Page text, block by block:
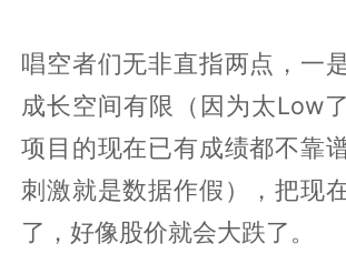
唱空者们无非直指两点，一
成长空间有限（因为太Low
项目的现在已有成绩都不靠
刺激就是数据作假），把现
了，好像股价就会大跌了。